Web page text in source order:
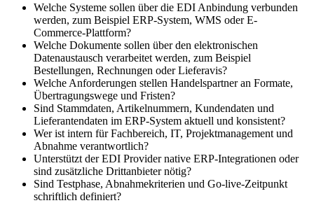
Welche Systeme sollen über die EDI Anbindung verbunden
werden, zum Beispiel ERP-System, WMS oder E-
Commerce-Plattform?
Welche Dokumente sollen über den elektronischen
Datenaustausch verarbeitet werden, zum Beispiel
Bestellungen, Rechnungen oder Lieferavis?
Welche Anforderungen stellen Handelspartner an Formate,
Übertragungswege und Fristen?
Sind Stammdaten, Artikelnummern, Kundendaten und
Lieferantendaten im ERP-System aktuell und konsistent?
Wer ist intern für Fachbereich, IT, Projektmanagement und
Abnahme verantwortlich?
Unterstützt der EDI Provider native ERP-Integrationen oder
sind zusätzliche Drittanbieter nötig?
Sind Testphase, Abnahmekriterien und Go-live-Zeitpunkt
schriftlich definiert?